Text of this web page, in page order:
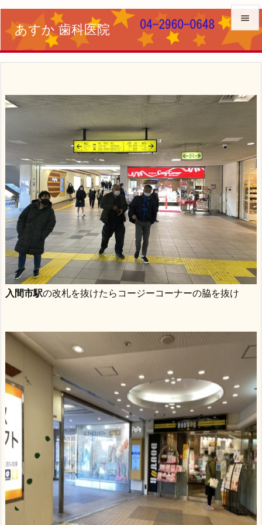
あすか 歯科医院


メニュ

次へ

検索
入間市駅の改札を抜けたらコージーコーナーの脇を抜け